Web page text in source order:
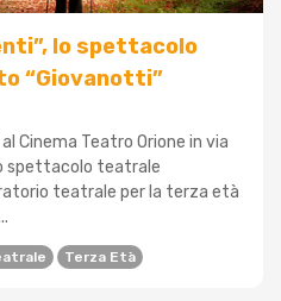
lo spettacolo
“Giovanotti”
Cinema Teatro Orione in via
spettacolo teatrale
teatrale per la terza età
Terza Età